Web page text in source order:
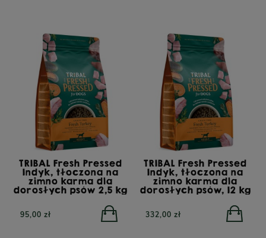
TRIBAL Fresh Pressed
Indyk, tłoczona na
zimno karma dla
dorosłych psów 2,5 kg
95,00 zł
TRIBAL Fresh Pressed
Indyk, tłoczona na
zimno karma dla
dorosłych psów, 12 kg
332,00 zł